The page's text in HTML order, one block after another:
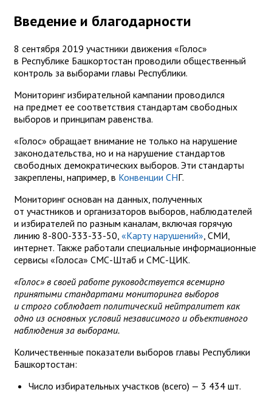
Введение и благодарности
8 сентября 2019 участники движения «Голос»
в Республике Башкортостан проводили общественный
контроль за выборами главы Республики.
Мониторинг избирательной кампании проводился
на предмет ее соответствия стандартам свободных
выборов и принципам равенства.
«Голос» обращает внимание не только на нарушение
законодательства, но и на нарушение стандартов
свободных демократических выборов. Эти стандарты
закреплены, например, в Конвенции СНГ.
Мониторинг основан на данных, полученных
от участников и организаторов выборов, наблюдателей
и избирателей по разным каналам, включая горячую
линию 8-800-333-33-50, «Карту нарушений» , СМИ,
интернет. Также работали специальные информационные
сервисы «Голоса» СМС-Штаб и СМС-ЦИК.
«Голос» в своей работе руководствуется всемирно
принятыми стандартами мониторинга выборов
и строго соблюдает политический нейтралитет как
одно из основных условий независимого и объективного
наблюдения за выборами.
Количественные показатели выборов главы Республики
Башкортостан:
Число избирательных участков (всего) — 3 434 шт.